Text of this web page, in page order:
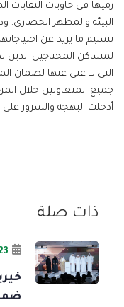
رميها في حاويات
البيئة والمظهر الحضاري.
تسليم ما يزيد عن
لمساكن المحتاجين الذين
التي لا غنى عنها لضمان
جميع المتعاونين خلال
أدخلت البهجة والسرور
ذات صلة
2026